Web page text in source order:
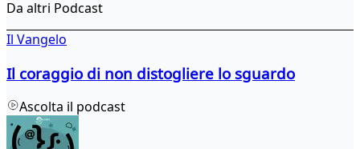
Da altri Podcast
Il Vangelo
Il coraggio di non distogliere lo sguardo
Ascolta il podcast